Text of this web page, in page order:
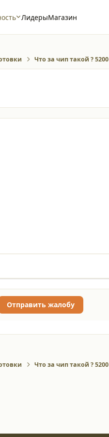
ЛидерыМагазин
Что за чип такой ? 5200
Отправить жалобу
Что за чип такой ? 5200